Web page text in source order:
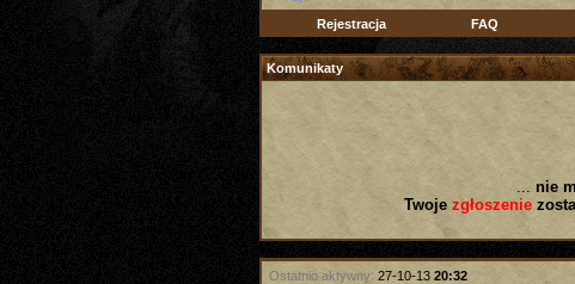
Rejestracja FAQ
Komunikaty
... nie
Twoje zgłoszenie
Ostatnio aktywny: 27-10-13 20:32